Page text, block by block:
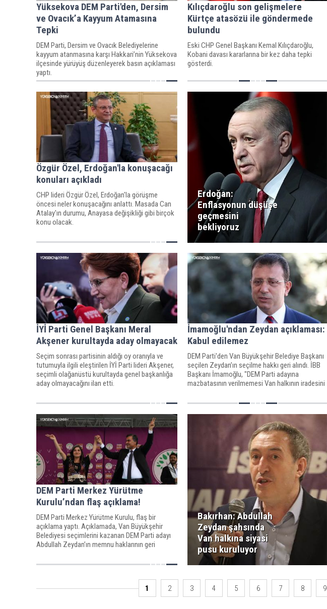
Yüksekova DEM Parti'den, Dersim
ve Ovacık’a Kayyum Atamasına
Tepki
DEM Parti, Dersim ve Ovacık Belediyelerine
kayyum atanmasına karşı Hakkari’nin Yüksekova
ilçesinde yürüyüş düzenleyerek basın açıklaması
yaptı.
Kılıçdaroğlu son gelişmelere
Kürtçe atasözü ile göndermede
bulundu
Eski CHP Genel Başkanı Kemal Kılıçdaroğlu,
Kobani davası kararlarına bir kez daha tepki
gösterdi.
Özgür Özel, Erdoğan'la konuşacağı
konuları açıkladı
CHP lideri Özgür Özel, Erdoğan'la görüşme
öncesi neler konuşacağını anlattı. Masada Can
Atalay'ın durumu, Anayasa değişikliği gibi birçok
konu olacak.
Erdoğan:
Enflasyonun düşüşe
geçmesini
bekliyoruz
İYİ Parti Genel Başkanı Meral
Akşener kurultayda aday olmayacak
Seçim sonrası partisinin aldığı oy oranıyla ve
tutumuyla ilgili eleştirilen İYİ Parti lideri Akşener,
seçimli olağanüstü kurultayda genel başkanlığa
aday olmayacağını ilan etti.
İmamoğlu'ndan Zeydan açıklaması:
Kabul edilemez
DEM Parti'den Van Büyükşehir Belediye Başkanı
seçilen Zeydan’ın seçilme hakkı geri alındı. İBB
Başkanı İmamoğlu, "DEM Parti adayına
mazbatasının verilmemesi Van halkının iradesini
DEM Parti Merkez Yürütme
Kurulu’ndan flaş açıklama!
DEM Parti Merkez Yürütme Kurulu, flaş bir
açıklama yaptı. Açıklamada, Van Büyükşehir
Belediyesi seçimlerini kazanan DEM Parti adayı
Abdullah Zeydan’ın memnu haklarının geri
Bakırhan: Abdullah
Zeydan şahsında
Van halkına siyasi
pusu kuruluyor
1 2 3 4 5 6 7 8 9